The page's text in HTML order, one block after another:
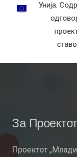
Унија.
За Проектот
Проектот